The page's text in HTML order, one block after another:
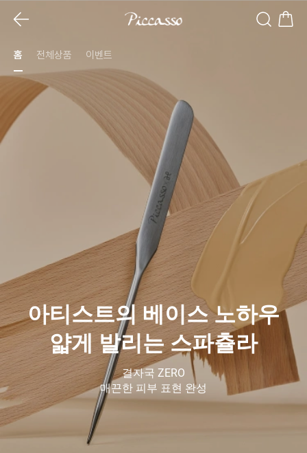
홈 전체상품 이벤트
아티스트의 베이스 노하우
얇게 발리는 스파츌라
결자국 ZERO
매끈한 피부 표현 완성